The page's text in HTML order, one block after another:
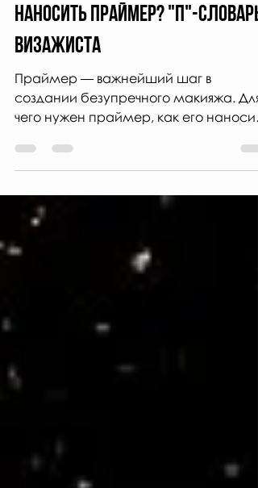
Для чего нужен ПРАЙМЕР? КАК
НАНОСИТЬ ПРАЙМЕР? "П"-СЛОВАРЬ
ВИЗАЖИСТА
Праймер — важнейший шаг в
чего нужен праймер, как его
в чем отличие от тоналки? Читай